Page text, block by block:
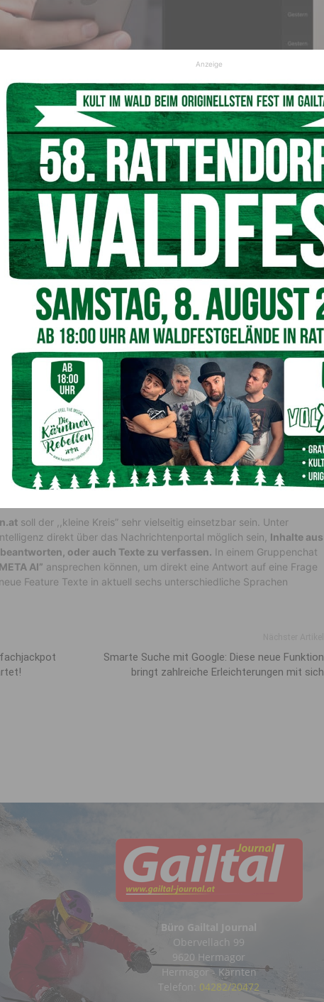
man in WhatsApp einen kleinen blauen Kreis. Aber welche Funktionen erfüllt dieser
mysteriöse Kreis?
© Pixabay
Facebook und Instagram
was dasneue Symbolmit sich bringt:Seit diesem Monat
Facebook und Instagrameinkleiner blauer Kreisauf. Hinter
Intelligenz namens
Meta AI. Demnach basiert diese
Meta und soll in der Lage sein, unterschiedlichste Aufgaben zu
Feature bringen?
bringt das neue
soll der ,,kleine Kreis” sehr vielseitig einsetzbar sein. Unter
direkt über das Nachrichtenportal möglich sein, Inhalte aus
oder auch Texte zu verfassen. In einem Gruppenchat
AI” ansprechen können, um direkt eine Antwort auf eine Frage
Feature Texte in aktuell sechs unterschiedliche Sprachen
Smarte Suche mit Google: Diese neue Funktion
bringt zahlreiche Erleichterungen mit sich
Büro Gailtal Journal
Obervellach 99
9620 Hermagor
Hermagor - Kärnten
Telefon: 04282/20472
Anzeige